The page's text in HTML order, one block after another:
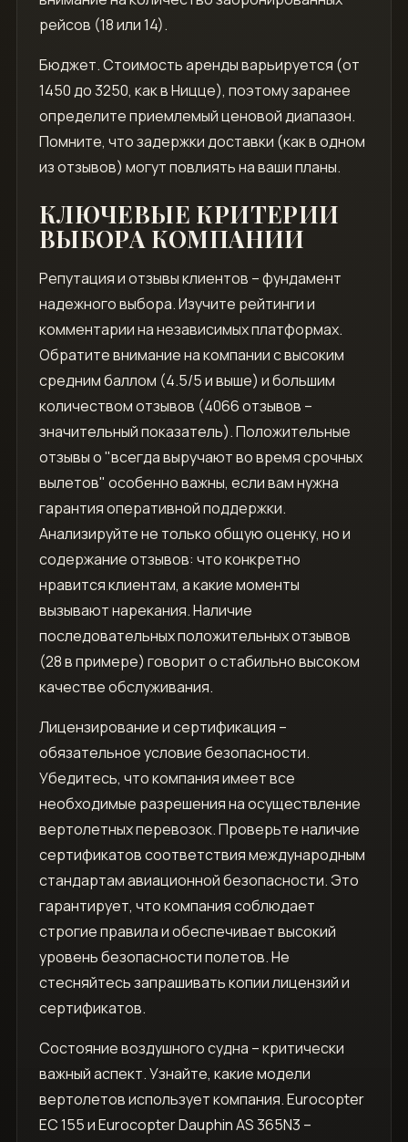
рейсов (18 или 14).
Бюджет. Стоимость аренды варьируется (от
1450 до 3250, как в Ницце), поэтому заранее
определите приемлемый ценовой диапазон.
Помните, что задержки доставки (как в одном
из отзывов) могут повлиять на ваши планы.
КЛЮЧЕВЫЕ КРИТЕРИИ
ВЫБОРА КОМПАНИИ
Репутация и отзывы клиентов – фундамент
надежного выбора. Изучите рейтинги и
комментарии на независимых платформах.
Обратите внимание на компании с высоким
средним баллом (4.5/5 и выше) и большим
количеством отзывов (4066 отзывов –
значительный показатель). Положительные
отзывы о "всегда выручают во время срочных
вылетов" особенно важны, если вам нужна
гарантия оперативной поддержки.
Анализируйте не только общую оценку, но и
содержание отзывов: что конкретно
нравится клиентам, а какие моменты
вызывают нарекания. Наличие
последовательных положительных отзывов
(28 в примере) говорит о стабильно высоком
качестве обслуживания.
Лицензирование и сертификация –
обязательное условие безопасности.
Убедитесь, что компания имеет все
необходимые разрешения на осуществление
вертолетных перевозок. Проверьте наличие
сертификатов соответствия международным
стандартам авиационной безопасности. Это
гарантирует, что компания соблюдает
строгие правила и обеспечивает высокий
уровень безопасности полетов. Не
стесняйтесь запрашивать копии лицензий и
сертификатов.
Состояние воздушного судна – критически
важный аспект. Узнайте, какие модели
вертолетов использует компания. Eurocopter
EC 155 и Eurocopter Dauphin AS 365N3 –